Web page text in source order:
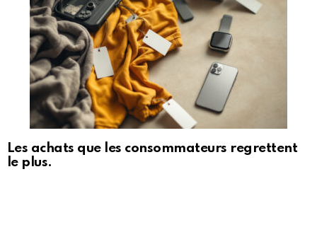
Les achats que les consommateurs regrettent
le plus.